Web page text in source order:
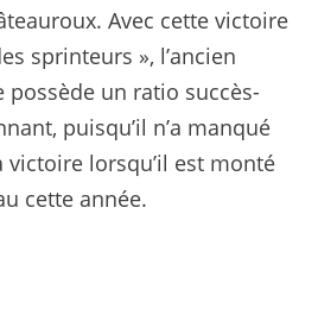
Avec cette victoire
sprinteurs », l’ancien
possède un ratio succès-
puisqu’il n’a manqué
victoire lorsqu’il est monté
cette année.